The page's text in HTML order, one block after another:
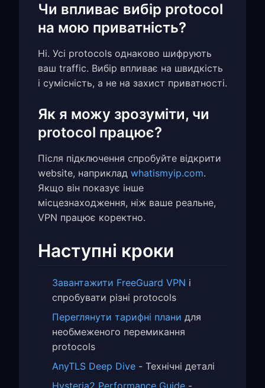
Чи впливає вибір protocol
на мою приватність?
Ні. Усі protocols однаково шифрують
ваш traffic. Вибір впливає на швидкість
і сумісність, а не на захист приватності.
Як я можу зрозуміти, чи
protocol працює?
Після підключення спробуйте відкрити
website, наприклад whatismyip.com.
Якщо він показує інше
місцезнаходження, ніж ваше реальне,
VPN працює коректно.
Наступні кроки
Завантажити FreeGuard VPN і
спробувати різні protocols
Переглянути тарифні плани для
необмеженого перемикання
protocols
AnyTLS Deep Dive - Технічні деталі